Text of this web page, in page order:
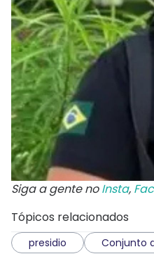
Siga a gente noInsta,
Tópicos relacionados
presidio Conjunto